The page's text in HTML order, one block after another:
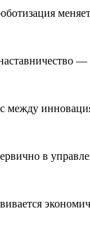
между
в